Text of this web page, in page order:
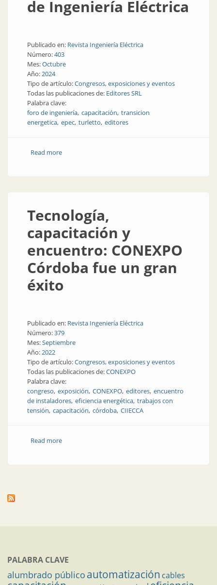
de Ingeniería Eléctrica
Publicado en: Revista Ingeniería Eléctrica
Número:403
Mes:Octubre
Año:2024
Tipo de artículo:Congresos, exposiciones y eventos
Todas las publicaciones de: Editores SRL
Palabra clave:
foro de ingeniería capacitación transicion
energetica epec turletto editores
Read moreabout Todas las conclusiones del Foro de Ingeniería
Tecnología,
capacitación y
encuentro: CONEXPO
Córdoba fue un gran
éxito
Publicado en: Revista Ingeniería Eléctrica
Número:379
Mes:Septiembre
Año:2022
Tipo de artículo:Congresos, exposiciones y eventos
Todas las publicaciones de:CONEXPO
Palabra clave:
congreso exposición CONEXPO editores encuentro
de instaladores eficiencia energética trabajos con
tensión capacitación córdoba CIIECCA
Read moreabout Tecnología, capacitación y encuentro:
PALABRA CLAVE
alumbrado público automatización cables